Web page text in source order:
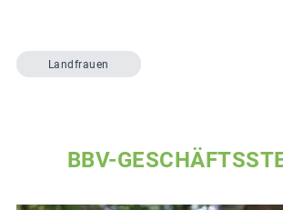
Landfrauen
BBV-